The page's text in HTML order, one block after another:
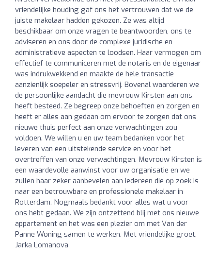
vriendelijke houding gaf ons het vertrouwen dat we de
juiste makelaar hadden gekozen. Ze was altijd
beschikbaar om onze vragen te beantwoorden, ons te
adviseren en ons door de complexe juridische en
administratieve aspecten te loodsen. Haar vermogen om
effectief te communiceren met de notaris en de eigenaar
was indrukwekkend en maakte de hele transactie
aanzienlijk soepeler en stressvrij. Bovenal waarderen we
de persoonlijke aandacht die mevrouw Kirsten aan ons
heeft besteed. Ze begreep onze behoeften en zorgen en
heeft er alles aan gedaan om ervoor te zorgen dat ons
nieuwe thuis perfect aan onze verwachtingen zou
voldoen. We willen u en uw team bedanken voor het
leveren van een uitstekende service en voor het
overtreffen van onze verwachtingen. Mevrouw Kirsten is
een waardevolle aanwinst voor uw organisatie en we
zullen haar zeker aanbevelen aan iedereen die op zoek is
naar een betrouwbare en professionele makelaar in
Rotterdam. Nogmaals bedankt voor alles wat u voor
ons hebt gedaan. We zijn ontzettend blij met ons nieuwe
appartement en het was een plezier om met Van der
Panne Woning samen te werken. Met vriendelijke groet,
Jarka Lomanova